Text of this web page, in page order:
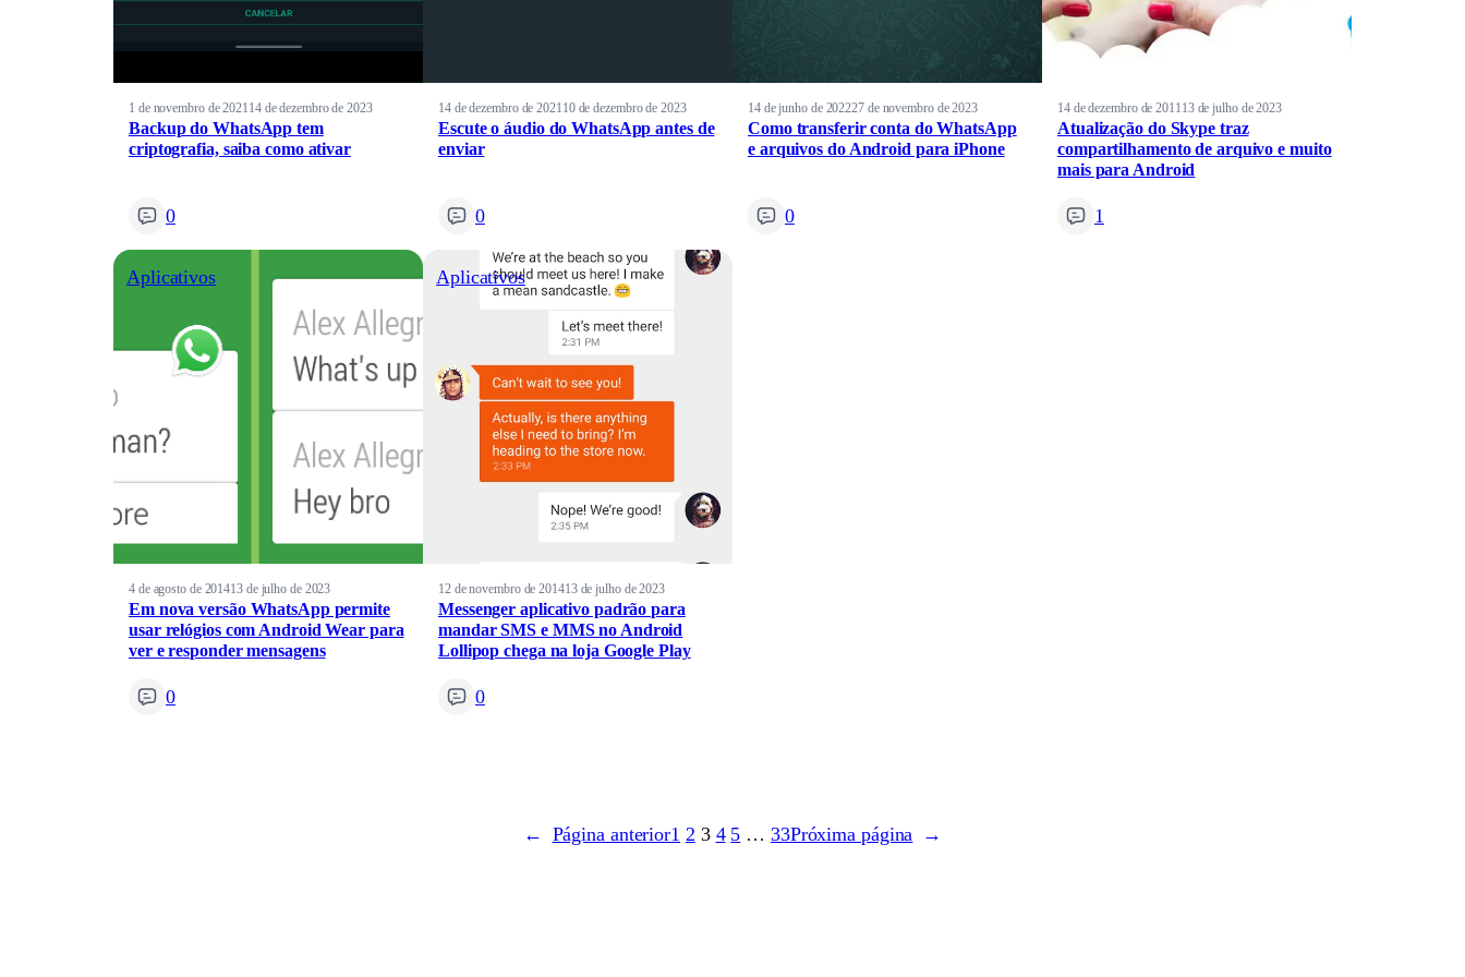
1 de novembro de 202114 de dezembro de 2023
Backup do WhatsApp tem
criptografia, saiba como ativar
0
14 de dezembro de 202110 de dezembro de 2023
Escute o áudio do WhatsApp antes de
enviar
0
14 de junho de 202227 de novembro de 2023
Como transferir conta do WhatsApp
e arquivos do Android para iPhone
0
14 de dezembro de 201113 de julho de 2023
Atualização do Skype traz
compartilhamento de arquivo e muito
mais para Android
1
Aplicativos
4 de agosto de 201413 de julho de 2023
Em nova versão WhatsApp permite
usar relógios com Android Wear para
ver e responder mensagens
0
Aplicativos
12 de novembro de 201413 de julho de 2023
Messenger aplicativo padrão para
mandar SMS e MMS no Android
Lollipop chega na loja Google Play
0
← Página anterior1 2 3 4 5 … 33Próxima página →